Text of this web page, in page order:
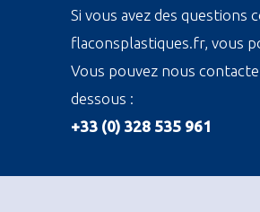
Si vous avez des questions
flaconsplastiques.fr, vous
Vous pouvez nous
dessous :
+33 (0) 328 535 961